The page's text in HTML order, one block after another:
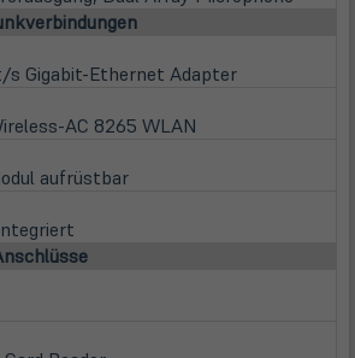
s Gigabit-Ethernet Adapter
AC 8265 WLAN
aufrüstbar